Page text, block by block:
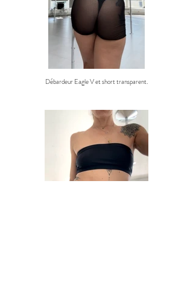
Débardeur Eagle V et short transparent.